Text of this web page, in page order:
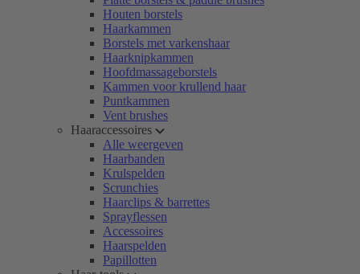
Houten borstels
Haarkammen
Borstels met varkenshaar
Haarknipkammen
Hoofdmassageborstels
Kammen voor krullend haar
Puntkammen
Vent brushes
Haaraccessoires
Alle weergeven
Haarbanden
Krulspelden
Scrunchies
Haarclips & barrettes
Sprayflessen
Accessoires
Haarspelden
Papillotten